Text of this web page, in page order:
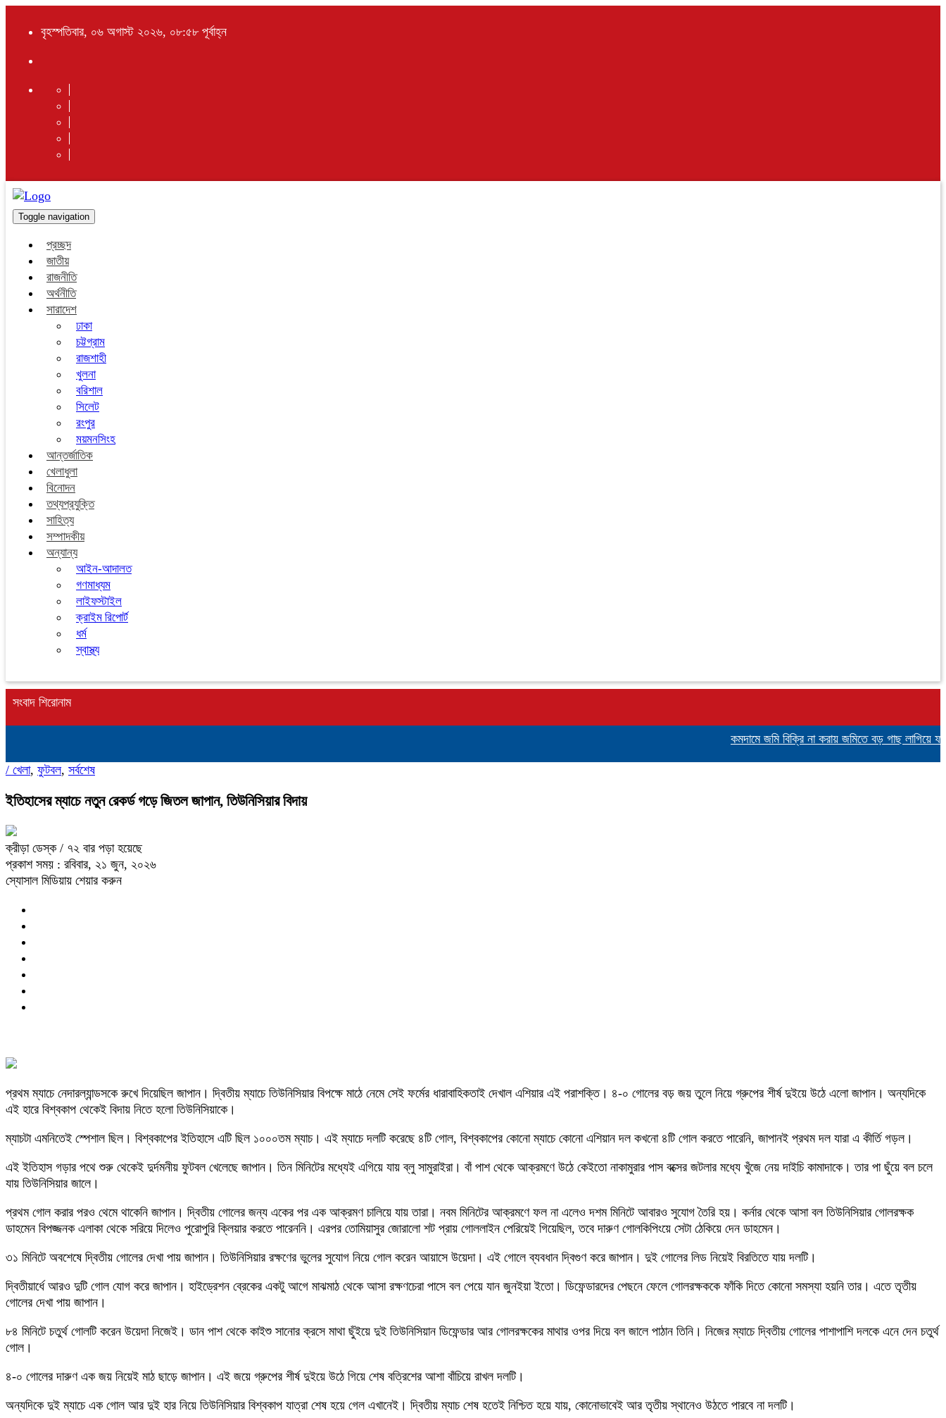
বৃহস্পতিবার, ০৬ অগাস্ট ২০২৬, ০৮:৫৮ পূর্বাহ্ন
Toggle navigation
প্রচ্ছদ
জাতীয়
রাজনীতি
অর্থনীতি
সারাদেশ
ঢাকা
চট্টগ্রাম
রাজশাহী
খুলনা
বরিশাল
সিলেট
রংপুর
ময়মনসিংহ
আন্তর্জাতিক
খেলাধুলা
বিনোদন
তথ্যপ্রযুক্তি
সাহিত্য
সম্পাদকীয়
অন্যান্য
আইন-আদালত
গণমাধ্যম
লাইফস্টাইল
ক্রাইম রিপোর্ট
ধর্ম
স্বাস্থ্য
সংবাদ শিরোনাম
কমদামে জমি বিক্রি না করায় জমিতে বড় গাছ লাগিয়ে ফসল
/ খেলা, ফুটবল, সর্বশেষ
ইতিহাসের ম্যাচে নতুন রেকর্ড গড়ে জিতল জাপান, তিউনিসিয়ার বিদায়
ক্রীড়া ডেস্ক / ৭২ বার পড়া হয়েছে
প্রকাশ সময় : রবিবার, ২১ জুন, ২০২৬
স্যোসাল মিডিয়ায় শেয়ার করুন
প্রথম ম্যাচে নেদারল্যান্ডসকে রুখে দিয়েছিল জাপান। দ্বিতীয় ম্যাচে তিউনিসিয়ার বিপক্ষে মাঠে নেমে সেই ফর্মের ধারাবাহিকতাই দেখাল এশিয়ার এই পরাশক্তি। ৪-০ গোলের বড় জয় তুলে নিয়ে গ্রুপের শীর্ষ দুইয়ে উঠে এলো জাপান। অন্যদিকে
এই হারে বিশ্বকাপ থেকেই বিদায় নিতে হলো তিউনিসিয়াকে।
ম্যাচটা এমনিতেই স্পেশাল ছিল। বিশ্বকাপের ইতিহাসে এটি ছিল ১০০০তম ম্যাচ। এই ম্যাচে দলটি করেছে ৪টি গোল, বিশ্বকাপের কোনো ম্যাচে কোনো এশিয়ান দল কখনো ৪টি গোল করতে পারেনি, জাপানই প্রথম দল যারা এ কীর্তি গড়ল।
এই ইতিহাস গড়ার পথে শুরু থেকেই দুর্দমনীয় ফুটবল খেলেছে জাপান। তিন মিনিটের মধ্যেই এগিয়ে যায় ব্লু সামুরাইরা। বাঁ পাশ থেকে আক্রমণে উঠে কেইতো নাকামুরার পাস বক্সের জটলার মধ্যে খুঁজে নেয় দাইচি কামাদাকে। তার পা ছুঁয়ে বল চলে
যায় তিউনিসিয়ার জালে।
প্রথম গোল করার পরও থেমে থাকেনি জাপান। দ্বিতীয় গোলের জন্য একের পর এক আক্রমণ চালিয়ে যায় তারা। নবম মিনিটের আক্রমণে ফল না এলেও দশম মিনিটে আবারও সুযোগ তৈরি হয়। কর্নার থেকে আসা বল তিউনিসিয়ার গোলরক্ষক
ডাহমেন বিপজ্জনক এলাকা থেকে সরিয়ে দিলেও পুরোপুরি ক্লিয়ার করতে পারেননি। এরপর তোমিয়াসুর জোরালো শট প্রায় গোললাইন পেরিয়েই গিয়েছিল, তবে দারুণ গোলকিপিংয়ে সেটা ঠেকিয়ে দেন ডাহমেন।
৩১ মিনিটে অবশেষে দ্বিতীয় গোলের দেখা পায় জাপান। তিউনিসিয়ার রক্ষণের ভুলের সুযোগ নিয়ে গোল করেন আয়াসে উয়েদা। এই গোলে ব্যবধান দ্বিগুণ করে জাপান। দুই গোলের লিড নিয়েই বিরতিতে যায় দলটি।
দ্বিতীয়ার্ধে আরও দুটি গোল যোগ করে জাপান। হাইড্রেশন ব্রেকের একটু আগে মাঝমাঠ থেকে আসা রক্ষণচেরা পাসে বল পেয়ে যান জুনইয়া ইতো। ডিফেন্ডারদের পেছনে ফেলে গোলরক্ষককে ফাঁকি দিতে কোনো সমস্যা হয়নি তার। এতে তৃতীয়
গোলের দেখা পায় জাপান।
৮৪ মিনিটে চতুর্থ গোলটি করেন উয়েদা নিজেই। ডান পাশ থেকে কাইশু সানোর ক্রসে মাথা ছুঁইয়ে দুই তিউনিসিয়ান ডিফেন্ডার আর গোলরক্ষকের মাথার ওপর দিয়ে বল জালে পাঠান তিনি। নিজের ম্যাচে দ্বিতীয় গোলের পাশাপাশি দলকে এনে দেন চতুর্থ
গোল।
৪-০ গোলের দারুণ এক জয় নিয়েই মাঠ ছাড়ে জাপান। এই জয়ে গ্রুপের শীর্ষ দুইয়ে উঠে গিয়ে শেষ বত্রিশের আশা বাঁচিয়ে রাখল দলটি।
অন্যদিকে দুই ম্যাচে এক গোল আর দুই হার নিয়ে তিউনিসিয়ার বিশ্বকাপ যাত্রা শেষ হয়ে গেল এখানেই। দ্বিতীয় ম্যাচ শেষ হতেই নিশ্চিত হয়ে যায়, কোনোভাবেই আর তৃতীয় স্থানেও উঠতে পারবে না দলটি।